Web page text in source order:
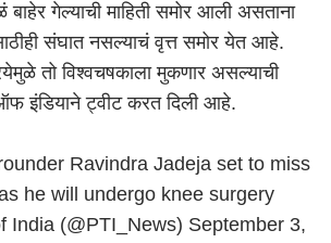
गेल्याची माहिती समोर आली असताना
संघात नसल्याचं वृत्त समोर येत आहे.
तो विश्वचषकाला मुकणार असल्याची
इंडियाने ट्वीट करत दिली आहे.
Ravindra Jadeja set to miss
he will undergo knee surgery
India (@PTI_News) September 3,